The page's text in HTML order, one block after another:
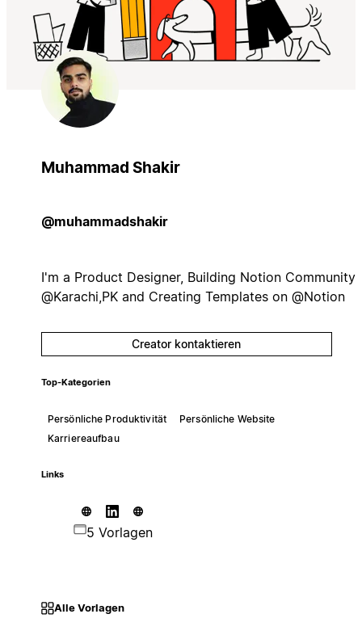
Muhammad Shakir
@muhammadshakir
I'm a Product Designer, Building Notion Community
@Karachi,PK and Creating Templates on @Notion
Creator kontaktieren
Top-Kategorien
Persönliche Produktivität
Persönliche Website
Karriereaufbau
Links
5 Vorlagen
Alle Vorlagen